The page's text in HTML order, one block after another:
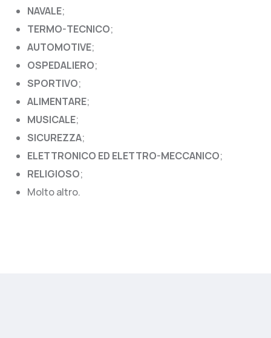
NAVALE;
TERMO-TECNICO;
AUTOMOTIVE;
OSPEDALIERO;
SPORTIVO;
ALIMENTARE;
MUSICALE;
SICUREZZA;
ELETTRONICO ED ELETTRO-MECCANICO;
RELIGIOSO;
Molto altro.